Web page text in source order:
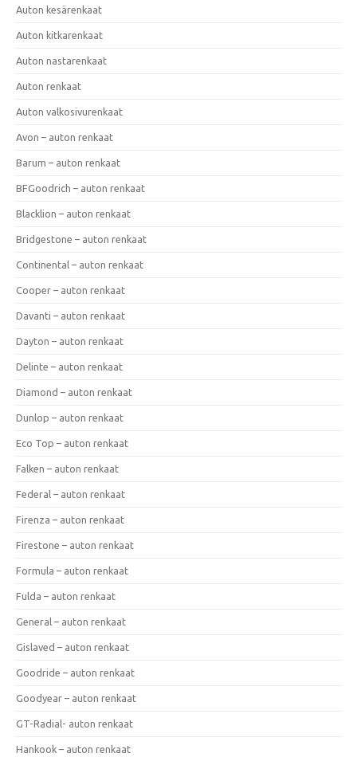
Auton kesärenkaat
Auton kitkarenkaat
Auton nastarenkaat
Auton renkaat
Auton valkosivurenkaat
Avon – auton renkaat
Barum – auton renkaat
BFGoodrich – auton renkaat
Blacklion – auton renkaat
Bridgestone – auton renkaat
Continental – auton renkaat
Cooper – auton renkaat
Davanti – auton renkaat
Dayton – auton renkaat
Delinte – auton renkaat
Diamond – auton renkaat
Dunlop – auton renkaat
Eco Top – auton renkaat
Falken – auton renkaat
Federal – auton renkaat
Firenza – auton renkaat
Firestone – auton renkaat
Formula – auton renkaat
Fulda – auton renkaat
General – auton renkaat
Gislaved – auton renkaat
Goodride – auton renkaat
Goodyear – auton renkaat
GT-Radial- auton renkaat
Hankook – auton renkaat